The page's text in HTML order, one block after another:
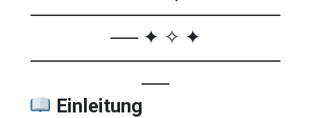
──────────────────
── ✦ ✧ ✦
──────────────────
──
Einleitung